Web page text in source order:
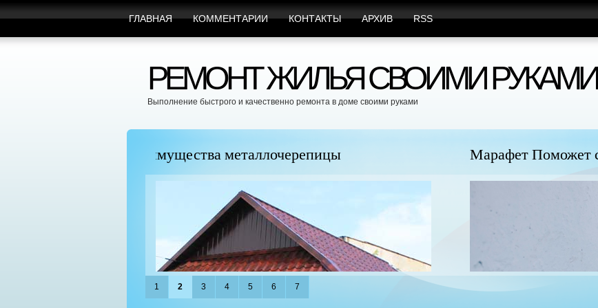
ГЛАВНАЯ КОММЕНТАРИИ КОНТАКТЫ АРХИВ RSS
РЕМОНТ ЖИЛЬЯ СВОИМИ РУКАМИ
Выполнение быстрого и качественно ремонта в доме своими руками
Марафет Поможет с Любыми Видами Вредителей
1 2 3 4 5 6 7